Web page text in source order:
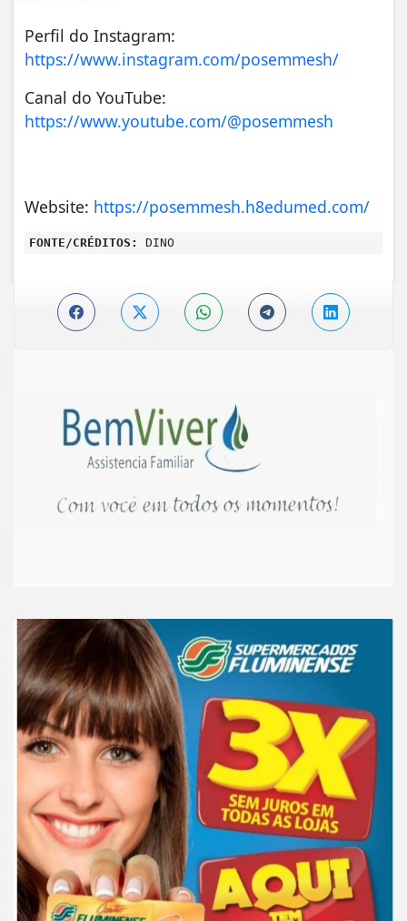
Perfil do Instagram:
https://www.instagram.com/posemmesh/
Canal do YouTube:
https://www.youtube.com/@posemmesh
Website: https://posemmesh.h8edumed.com/
FONTE/CRÉDITOS: DINO